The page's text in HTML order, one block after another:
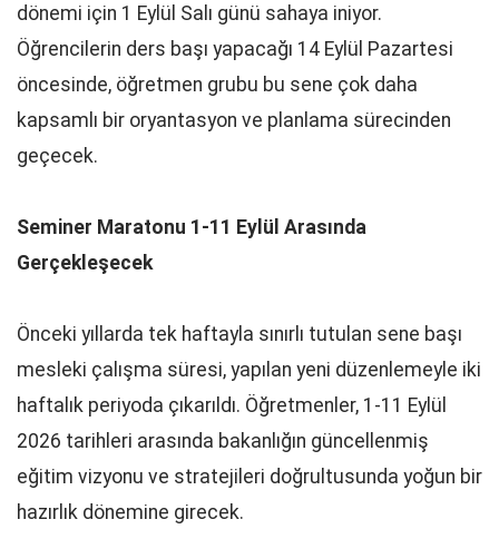
dönemi için 1 Eylül Salı günü sahaya iniyor.
Öğrencilerin ders başı yapacağı 14 Eylül Pazartesi
öncesinde, öğretmen grubu bu sene çok daha
kapsamlı bir oryantasyon ve planlama sürecinden
geçecek.
Seminer Maratonu 1-11 Eylül Arasında
Gerçekleşecek
Önceki yıllarda tek haftayla sınırlı tutulan sene başı
mesleki çalışma süresi, yapılan yeni düzenlemeyle iki
haftalık periyoda çıkarıldı. Öğretmenler, 1-11 Eylül
2026 tarihleri arasında bakanlığın güncellenmiş
eğitim vizyonu ve stratejileri doğrultusunda yoğun bir
hazırlık dönemine girecek.